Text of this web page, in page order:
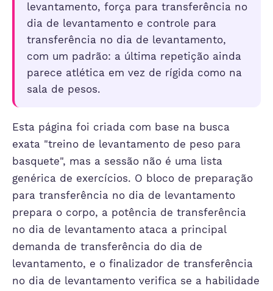
levantamento, força para transferência no
dia de levantamento e controle para
transferência no dia de levantamento,
com um padrão: a última repetição ainda
parece atlética em vez de rígida como na
sala de pesos.
Esta página foi criada com base na busca
exata "treino de levantamento de peso para
basquete", mas a sessão não é uma lista
genérica de exercícios. O bloco de preparação
para transferência no dia de levantamento
prepara o corpo, a potência de transferência
no dia de levantamento ataca a principal
demanda de transferência do dia de
levantamento, e o finalizador de transferência
no dia de levantamento verifica se a habilidade